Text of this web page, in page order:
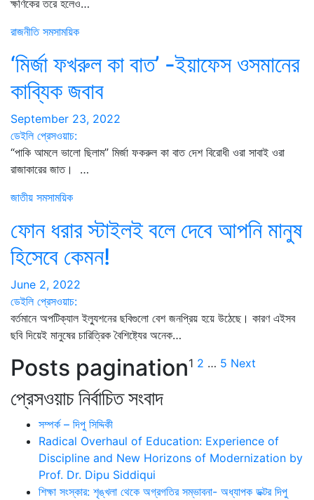
ক্ষণিকের তরে হলেও…
রাজনীতি সমসাময়িক
‘মির্জা ফখরুল কা বাত’ -ইয়াফেস ওসমানের
কাব্যিক জবাব
September 23, 2022
ডেইলি প্রেসওয়াচ:
“পাকি আমলে ভালো ছিলাম” মির্জা ফকরুল কা বাত দেশ বিরোধী ওরা সাবাই ওরা
রাজাকারের জাত। …
জাতীয় সমসাময়িক
ফোন ধরার স্টাইলই বলে দেবে আপনি মানুষ
হিসেবে কেমন!
June 2, 2022
ডেইলি প্রেসওয়াচ:
বর্তমানে অপটিক্যাল ইল্যুশনের ছবিগুলো বেশ জনপ্রিয় হয়ে উঠেছে। কারণ এইসব
ছবি দিয়েই মানুষের চারিত্রিক বৈশিষ্ট্যের অনেক…
Posts pagination1 2 … 5 Next
প্রেসওয়াচ নির্বাচিত সংবাদ
সম্পর্ক – দিপু সিদ্দিকী
Radical Overhaul of Education: Experience of
Discipline and New Horizons of Modernization by
Prof. Dr. Dipu Siddiqui
শিক্ষা সংস্কার: শৃঙ্খলা থেকে অগ্রগতির সম্ভাবনা- অধ্যাপক ডক্টর দিপু